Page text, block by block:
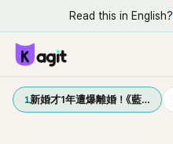
Read this in English?
1新婚才1年遭爆離婚！《藍…